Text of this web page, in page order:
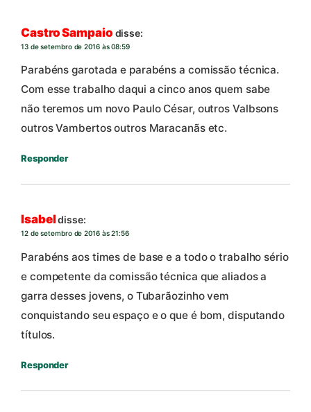
Castro Sampaio disse:
13 de setembro de 2016 às 08:59
Parabéns garotada e parabéns a comissão técnica.
Com esse trabalho daqui a cinco anos quem sabe
não teremos um novo Paulo César, outros Valbsons
outros Vambertos outros Maracanãs etc.
Responder
Isabeldisse:
12 de setembro de 2016 às 21:56
Parabéns aos times de base e a todo o trabalho sério
e competente da comissão técnica que aliados a
garra desses jovens, o Tubarãozinho vem
conquistando seu espaço e o que é bom, disputando
títulos.
Responder